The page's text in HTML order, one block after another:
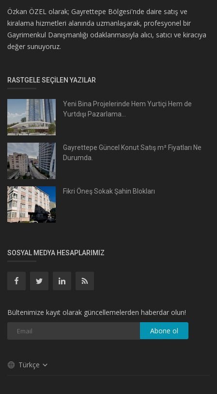
Özkan ÖZEL olarak; Gayrettepe Bölgesi'nde daire satış ve
kiralama hizmetleri alanında uzmanlaşarak, profesyonel bir
Gayrimenkul Danışmanlığı odaklanmasıyla alıcı, satıcı ve kiracıya
değer sunuyoruz.
RASTGELE SEÇILEN YAZILAR
Yeni Bina Projelerinde Hem Yurtiçi Hem de
Yurtdışı Pazarlama...
Gayrettepe Güncel Konut Satış m² Fiyatları Ne
Durumda.
Fikri Öneş Sokak Şahin Blokları
SOSYAL MEDYA HESAPLARIMIZ
Bültenimize kayıt olarak güncellemelerden haberdar olun!
Abone ol
Türkçe